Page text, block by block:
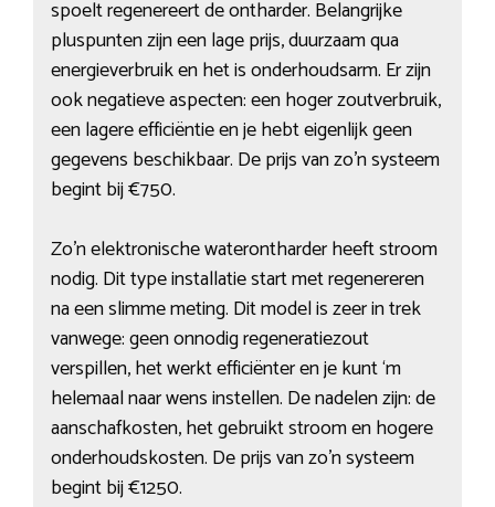
spoelt regenereert de ontharder. Belangrijke
pluspunten zijn een lage prijs, duurzaam qua
energieverbruik en het is onderhoudsarm. Er zijn
ook negatieve aspecten: een hoger zoutverbruik,
een lagere efficiëntie en je hebt eigenlijk geen
gegevens beschikbaar. De prijs van zo’n systeem
begint bij €750.
Zo’n elektronische waterontharder heeft stroom
nodig. Dit type installatie start met regenereren
na een slimme meting. Dit model is zeer in trek
vanwege: geen onnodig regeneratiezout
verspillen, het werkt efficiënter en je kunt ‘m
helemaal naar wens instellen. De nadelen zijn: de
aanschafkosten, het gebruikt stroom en hogere
onderhoudskosten. De prijs van zo’n systeem
begint bij €1250.